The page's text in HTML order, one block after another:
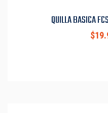
QUILLA BASICA